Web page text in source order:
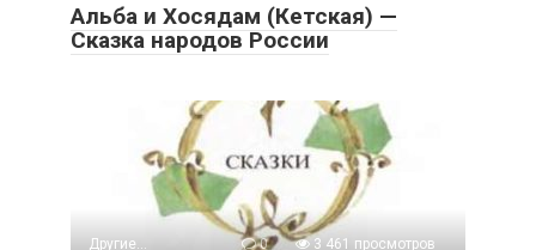
Альба и Хосядам (Кетская) —
Сказка народов России
Другие... 0 3 461 просмотров